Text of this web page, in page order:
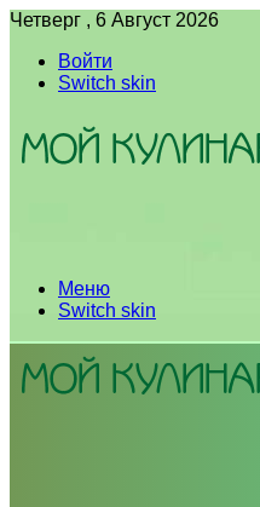
Четверг , 6 Август 2026
Войти
Switch skin
Меню
Switch skin